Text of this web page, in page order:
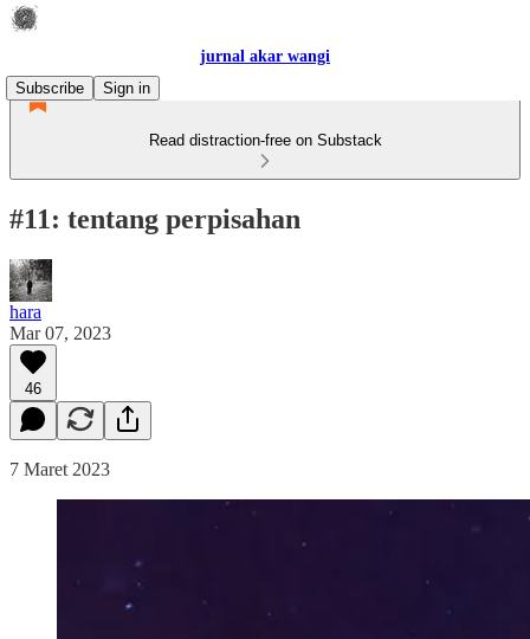
jurnal akar wangi
Subscribe
Sign in
Read distraction-free on Substack
#11: tentang perpisahan
hara
Mar 07, 2023
46
7 Maret 2023